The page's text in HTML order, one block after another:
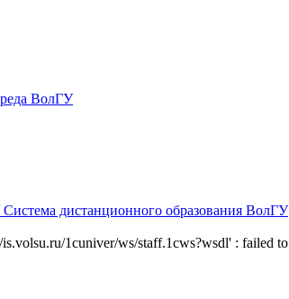
ВолГУ
Система дистанционного образования ВолГУ
1cuniver/ws/staff.1cws?wsdl' : failed